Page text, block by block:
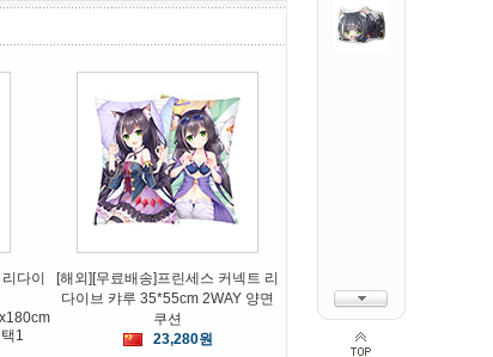
LAOCHANG
중국풍 고전 대나무 접이식 부채
18,000원
PINSE
할로윈의상 중세유럽 황제 왕자
다이
1
[해외][무료배송]프린세스 커넥트 리
다이브 캬루 35*55cm 2WAY 양면
쿠션
23,280원